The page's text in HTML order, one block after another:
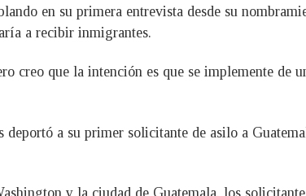
en su primera entrevista desde su
a recibir inmigrantes.
creo que la intención es que se implemente de
deportó a su primer solicitante de asilo a